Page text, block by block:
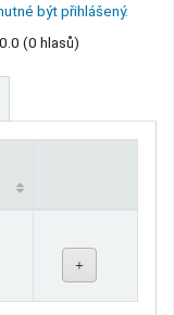
být přihlášený.
(0 hlasů)